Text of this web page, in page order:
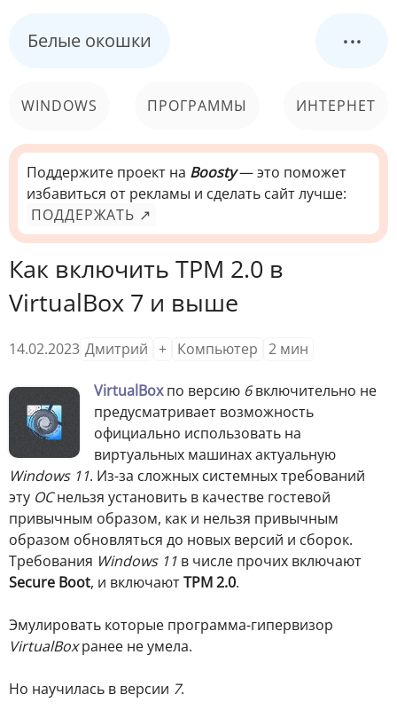
Белые окошки ...
WINDOWS ПРОГРАММЫ ИНТЕРНЕТ
КОМПЬЮТЕР
СИСТЕМА
Поддержите проект на Boosty— это поможет
избавиться от рекламы и сделать сайт лучше:
ПОДДЕРЖАТЬ ↗
Как включить TPM 2.0 в
VirtualBox 7 и выше
14.02.2023 Дмитрий + Компьютер 2 мин
VirtualBoxпо версию 6включительно не
предусматривает возможность
официально использовать на
виртуальных машинах актуальную
Windows 11. Из-за сложных системных требований
эту ОСнельзя установить в качестве гостевой
привычным образом, как и нельзя привычным
образом обновляться до новых версий и сборок.
Требования Windows 11 в числе прочих включают
Secure Boot, и включаютTPM 2.0.
Эмулировать которые программа-гипервизор
VirtualBoxранее не умела.
Но научилась в версии 7.